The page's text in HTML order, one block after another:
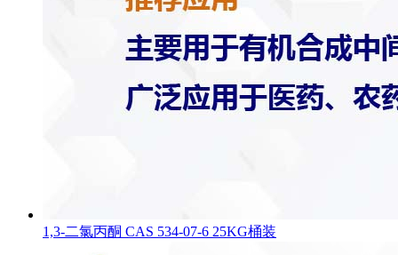
1,3-二氯丙酮 CAS 534-07-6 25KG桶装